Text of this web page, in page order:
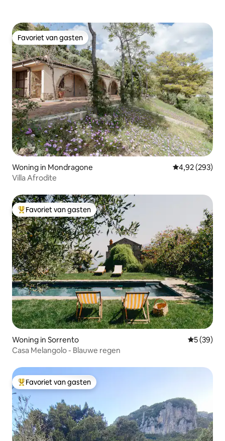
Favoriet van gasten
Favoriet van gasten
Woning in Mondragone Gemiddelde
4,92 (293)
Villa Afrodite
Topfavoriet van gasten
Favoriet van gasten
Woning in Sorrento
5 (39)
Casa Melangolo - Blauwe regen
Topfavoriet van gasten
Favoriet van gasten